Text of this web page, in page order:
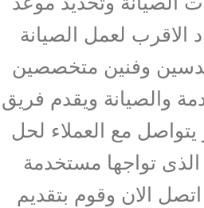
الاقرب لعمل الصيانة
وفنين متخصصين
والصيانة ويقدم فريق
مع العملاء لحل
تواجها مستخدمة
الان وقوم بتقديم